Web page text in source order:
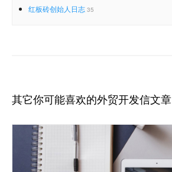
红板砖创始人日志 35
其它你可能喜欢的外贸开发信文章